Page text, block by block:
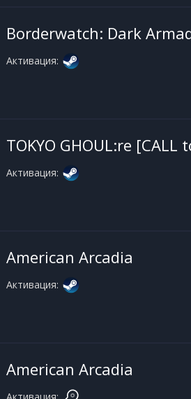
Borderwatch: Dark
Активация:
TOKYO GHOUL:re [CALL
Активация:
American Arcadia
Активация:
American Arcadia